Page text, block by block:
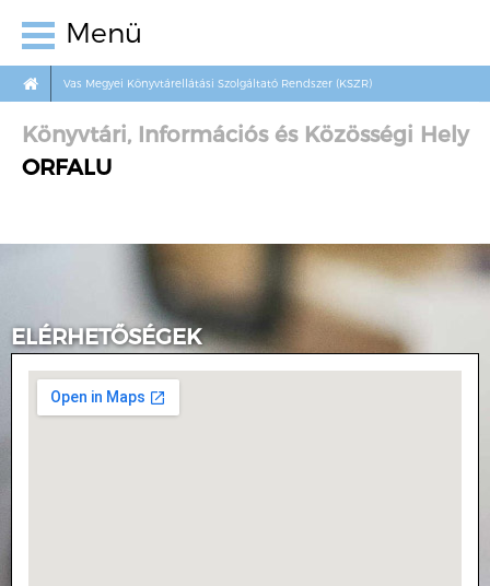
Menü
Vas Megyei Könyvtárellátási Szolgáltató Rendszer (KSZR)
Könyvtári, Információs és Közösségi Hely
ORFALU
ELÉRHETŐSÉGEK